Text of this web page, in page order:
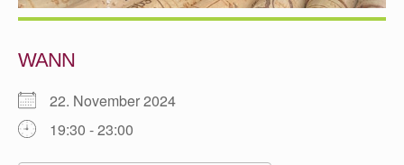
WANN
22. November 2024
19:30 - 23:00